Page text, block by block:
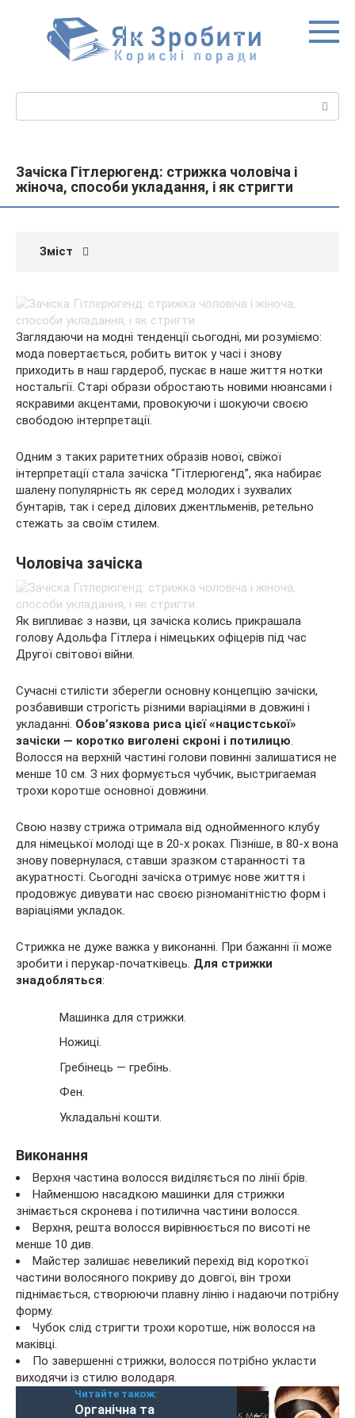
Зачіска Гітлерюгенд: стрижка чоловіча і
жіноча, способи укладання, і як стригти
Зміст
Заглядаючи на модні тенденції сьогодні, ми розуміємо:
мода повертається, робить виток у часі і знову
приходить в наш гардероб, пускає в наше життя нотки
ностальгії. Старі образи обростають новими нюансами і
яскравими акцентами, провокуючи і шокуючи своєю
свободою інтерпретації.
Одним з таких раритетних образів нової, свіжої
інтерпретації стала зачіска “Гітлерюгенд”, яка набирає
шалену популярність як серед молодих і зухвалих
бунтарів, так і серед ділових джентльменів, ретельно
стежать за своїм стилем.
Чоловіча зачіска
Як випливає з назви, ця зачіска колись прикрашала
голову Адольфа Гітлера і німецьких офіцерів під час
Другої світової війни.
Сучасні стилісти зберегли основну концепцію зачіски,
розбавивши строгість різними варіаціями в довжині і
укладанні. Обов’язкова риса цієї «нацистської»
зачіски — коротко виголені скроні і потилицю.
Волосся на верхній частині голови повинні залишатися не
менше 10 см. З них формується чубчик, выстригаемая
трохи коротше основної довжини.
Свою назву стрижа отримала від однойменного клубу
для німецької молоді ще в 20-х роках. Пізніше, в 80-х вона
знову повернулася, ставши зразком старанності та
акуратності. Сьогодні зачіска отримує нове життя і
продовжує дивувати нас своєю різноманітністю форм і
варіаціями укладок.
Стрижка не дуже важка у виконанні. При бажанні її може
зробити і перукар-початківець. Для стрижки
знадобляться:
Машинка для стрижки.
Ножиці.
Гребінець — гребінь.
Фен.
Укладальні кошти.
Виконання
Верхня частина волосся виділяється по лінії брів.
Найменшою насадкою машинки для стрижки
знімається скронева і потилична частини волосся.
Верхня, решта волосся вирівнюється по висоті не
менше 10 див.
Майстер залишає невеликий перехід від короткої
частини волосяного покриву до довгої, він трохи
піднімається, створюючи плавну лінію і надаючи потрібну
форму.
Чубок слід стригти трохи коротше, ніж волосся на
маківці.
По завершенні стрижки, волосся потрібно укласти
виходячи із стилю володаря.
Читайте також:
Органічна та